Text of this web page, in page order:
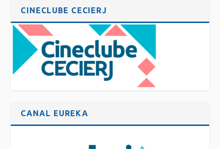
CINECLUBE CECIERJ
CANAL EUREKA